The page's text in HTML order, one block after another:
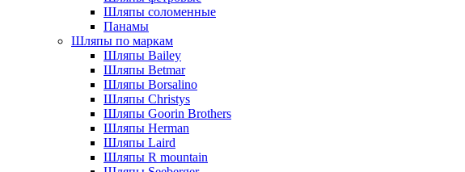
Шляпы соломенные
Панамы
Шляпы по маркам
Шляпы Bailey
Шляпы Betmar
Шляпы Borsalino
Шляпы Christys
Шляпы Goorin Brothers
Шляпы Herman
Шляпы Laird
Шляпы R mountain